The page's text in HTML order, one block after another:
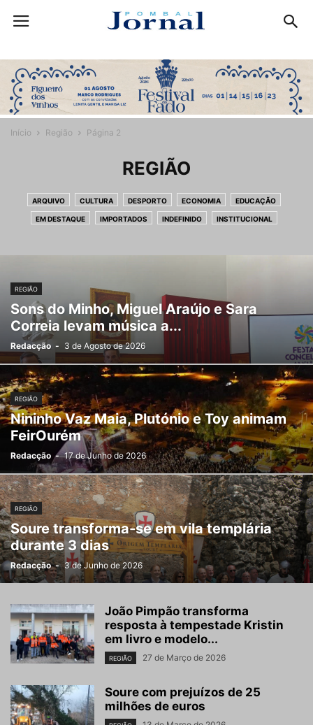
Início Região Página 2
REGIÃO
ARQUIVO CULTURA DESPORTO ECONOMIA EDUCAÇÃO
EM DESTAQUE IMPORTADOS INDEFINIDO INSTITUCIONAL
SOCIEDADE
REGIÃO
Sons do Minho, Miguel Araújo e Sara
Correia levam música a...
Redacção - 3 de Agosto de 2026
REGIÃO
Nininho Vaz Maia, Plutónio e Toy animam
FeirOurém
Redacção - 17 de Junho de 2026
REGIÃO
Soure transforma-se em vila templária
durante 3 dias
Redacção - 3 de Junho de 2026
João Pimpão transforma
resposta à tempestade Kristin
em livro e modelo...
REGIÃO 27 de Março de 2026
Soure com prejuízos de 25
milhões de euros